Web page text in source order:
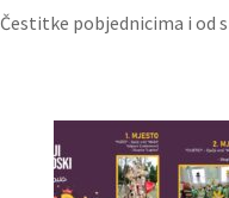
Čestitke pobjednicima i od